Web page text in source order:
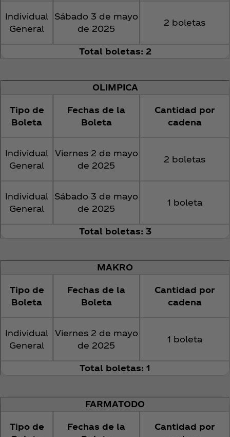
Individual
General
Sábado 3 de mayo
de 2025
2 boletas
Total boletas: 2
OLIMPICA
Tipo de
Boleta
Fechas de la
Boleta
Cantidad por
cadena
Individual
General
Viernes 2 de mayo
de 2025
2 boletas
Individual
General
Sábado 3 de mayo
de 2025
1 boleta
Total boletas: 3
MAKRO
Tipo de
Boleta
Fechas de la
Boleta
Cantidad por
cadena
Individual
General
Viernes 2 de mayo
de 2025
1 boleta
Total boletas: 1
FARMATODO
Tipo de
Fechas de la
Cantidad por